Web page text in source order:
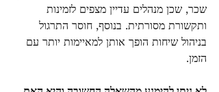
שכר, שכן מנהלים עדיין מצפים לזמינות
ותקשורת מסורתית. בנוסף, חוסר התרגול
בניהול שיחות הופך אותן למאיימות יותר עם
הזמן.